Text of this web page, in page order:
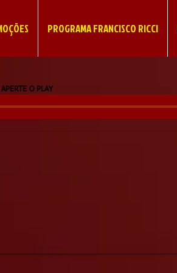
PROGRAMA FRANCISCO RICCI
O PLAY